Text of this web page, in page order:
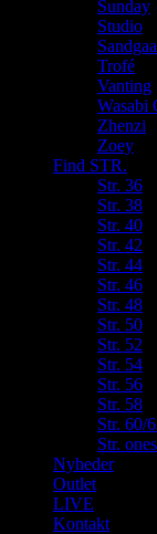
Sunday
Studio
Trofé
Vanting
Wasabi
Zhenzi
Zoey
Find STR.
Str. 36
Str. 38
Str. 40
Str. 42
Str. 44
Str. 46
Str. 48
Str. 50
Str. 52
Str. 54
Str. 56
Str. 58
Str. 60/
Str.
Nyheder
Outlet
LIVE
Kontakt